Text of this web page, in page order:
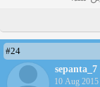
#24
sepanta_7
10 Aug 2015